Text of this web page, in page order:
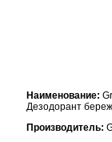
Наименование:
Дезодорант
Производитель: